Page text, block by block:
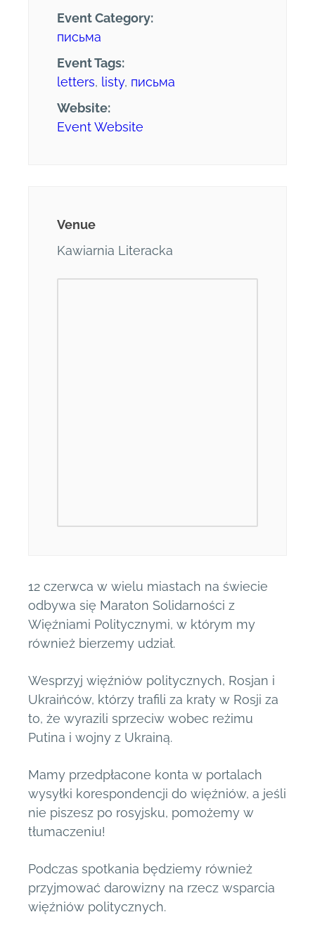
Event Category:
письма
Event Tags:
letters, listy, письма
Website:
Event Website
Venue
Kawiarnia Literacka
12 czerwca w wielu miastach na świecie
odbywa się Maraton Solidarności z
Więźniami Politycznymi, w którym my
również bierzemy udział.
Wesprzyj więźniów politycznych, Rosjan i
Ukraińców, którzy trafili za kraty w Rosji za
to, że wyrazili sprzeciw wobec reżimu
Putina i wojny z Ukrainą.
Mamy przedpłacone konta w portalach
wysyłki korespondencji do więźniów, a jeśli
nie piszesz po rosyjsku, pomożemy w
tłumaczeniu!
Podczas spotkania będziemy również
przyjmować darowizny na rzecz wsparcia
więźniów politycznych.